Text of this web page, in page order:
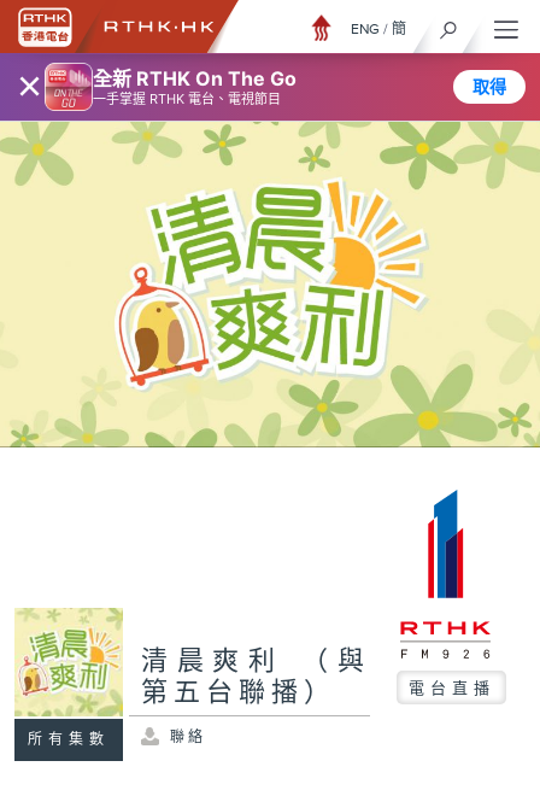
× 全新 RTHK On The Go
一手掌握 RTHK 電台、電視節目
取得
ENG / 簡
所有集數
清晨爽利 （與
第五台聯播）
電台直播
聯絡